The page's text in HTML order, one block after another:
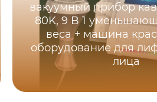
вакуумный прибор
80K, 9 B 1
веса + машина
оборудование для
лица